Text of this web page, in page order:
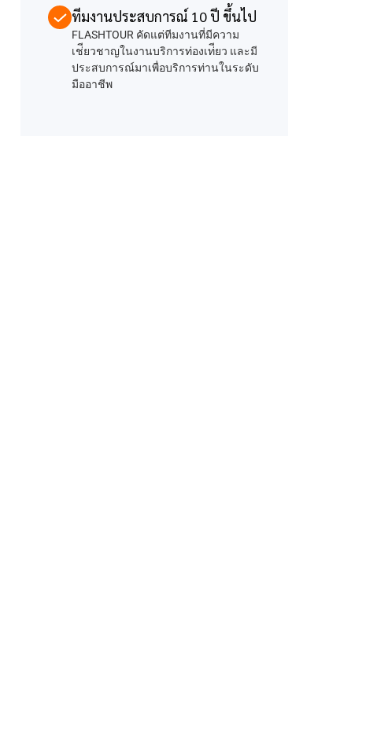
ทีมงานประสบการณ์ 10 ปี ขึ้นไป
FLASHTOUR คัดแต่ทีมงานที่มีความ
เช่ียวชาญในงานบริการท่องเท่ียว และมี
ประสบการณ์มาเพื่อบริการท่านในระดับ
มืออาชีพ